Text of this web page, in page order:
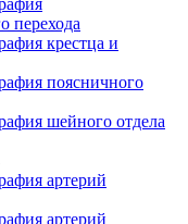
перехода
крестца и
поясничного
шейного отдела
артерий
артерий